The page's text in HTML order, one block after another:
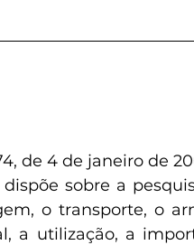
de 4 de janeiro de
sobre a
o transporte, o
a utilização, a